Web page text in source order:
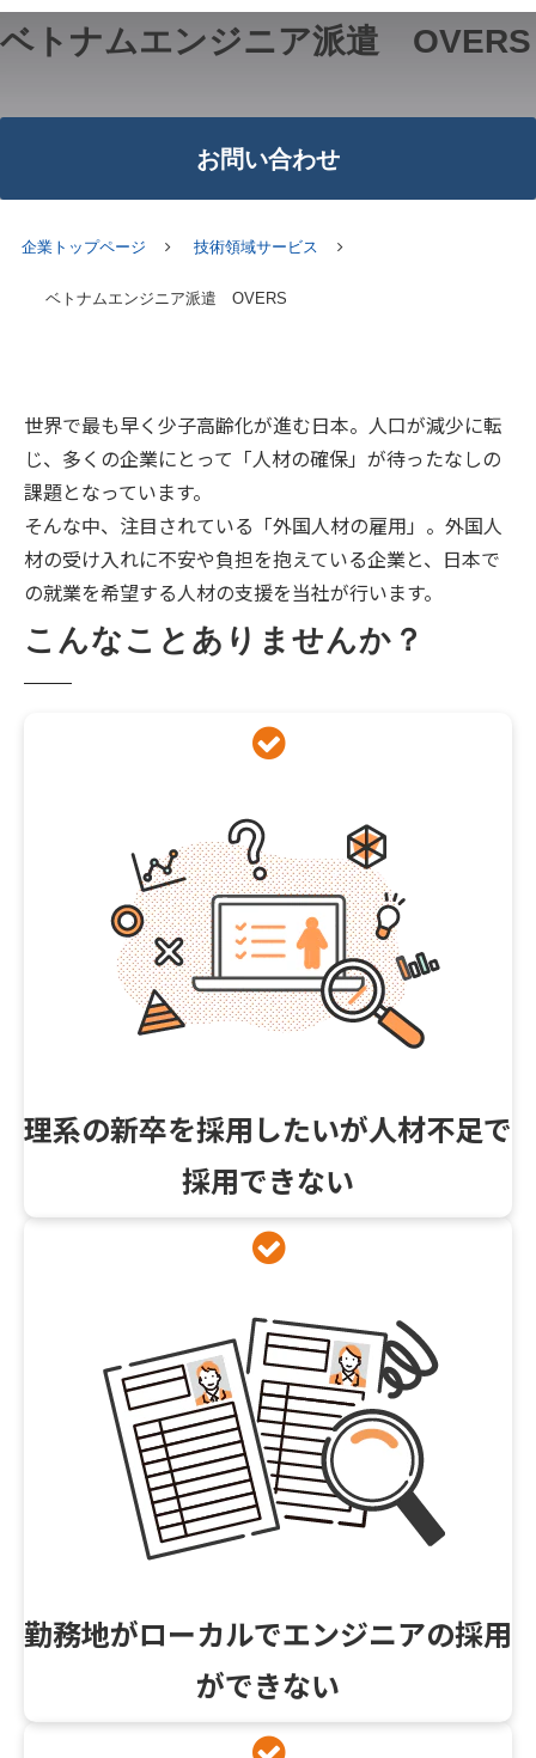
ベトナムエンジニア派遣　OVERS
お問い合わせ
企業トップページ 技術領域サービス
ベトナムエンジニア派遣 OVERS
世界で最も早く少子高齢化が進む日本。人口が減少に転
じ、多くの企業にとって「人材の確保」が待ったなしの
課題となっています。
そんな中、注目されている「外国人材の雇用」。外国人
材の受け入れに不安や負担を抱えている企業と、日本で
の就業を希望する人材の支援を当社が行います。
こんなことありませんか？
理系の新卒を採用したいが人材不足で
採用できない
勤務地がローカルでエンジニアの採用
ができない